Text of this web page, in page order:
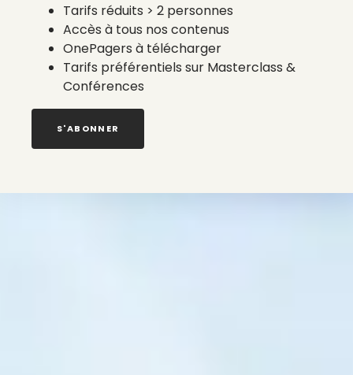
Tarifs réduits > 2 personnes
Accès à tous nos contenus
OnePagers à télécharger
Tarifs préférentiels sur Masterclass &
Conférences
S'ABONNER